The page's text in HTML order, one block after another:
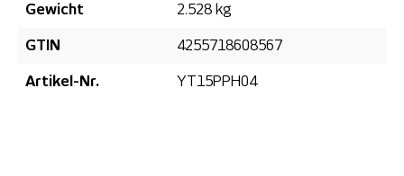
Gewicht 2.528 kg
GTIN 4255718608567
Artikel-Nr. YT15PPH04